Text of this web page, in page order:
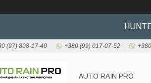
(97) 808-17-40 +380 (99) 017-07-52
AUTO RAIN PRO